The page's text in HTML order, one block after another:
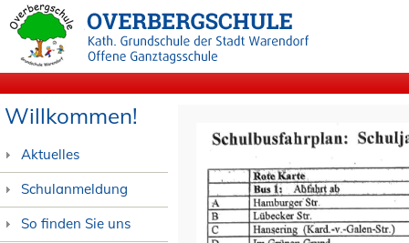
Willkommen!
Aktuelles
Schulanmeldung
So finden Sie uns